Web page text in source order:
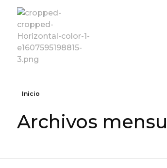
Inicio
Archivos